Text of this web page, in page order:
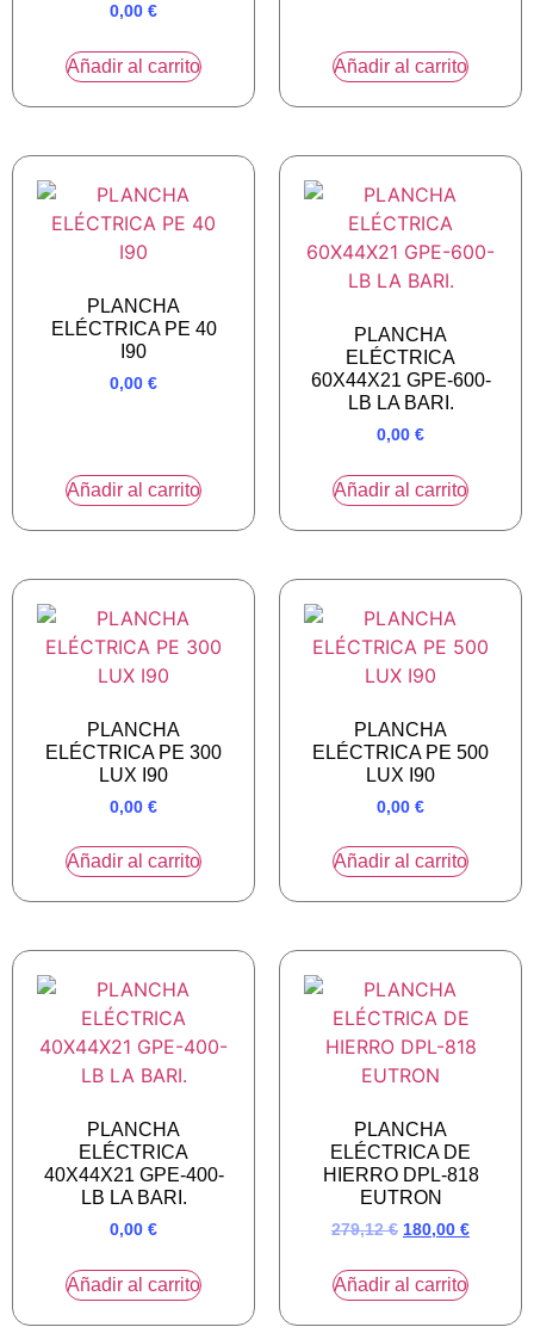
0,00 €
Añadir al carrito Añadir al carrito
PLANCHA
ELÉCTRICA PE 40
I90
0,00 €
Añadir al carrito
PLANCHA
ELÉCTRICA
60X44X21 GPE-600-
LB LA BARI.
0,00 €
Añadir al carrito
PLANCHA
ELÉCTRICA PE 300
LUX I90
0,00 €
Añadir al carrito
PLANCHA
ELÉCTRICA PE 500
LUX I90
0,00 €
Añadir al carrito
PLANCHA
ELÉCTRICA
40X44X21 GPE-400-
LB LA BARI.
0,00 €
Añadir al carrito
PLANCHA
ELÉCTRICA DE
HIERRO DPL-818
EUTRON
279,12€ 180,00 €
Añadir al carrito